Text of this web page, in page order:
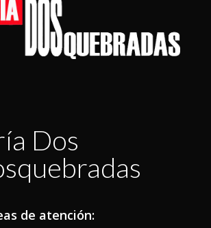
Dos
de atención: